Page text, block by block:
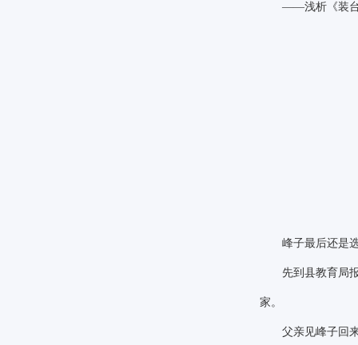
——浅析《装
峰子最后还是选
先到县教育局报
家。
父亲见峰子回来